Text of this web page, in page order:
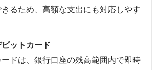
るため、高額な支出にも対応しやす
ットカード
ドは、銀行口座の残高範囲内で即時